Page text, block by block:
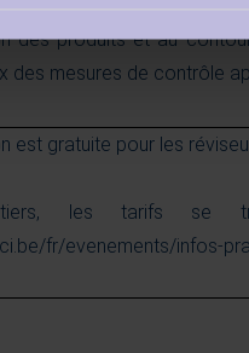
des produits et au
des mesures de contrôle
est gratuite pour les
les tarifs se
fr/evenements/infos-